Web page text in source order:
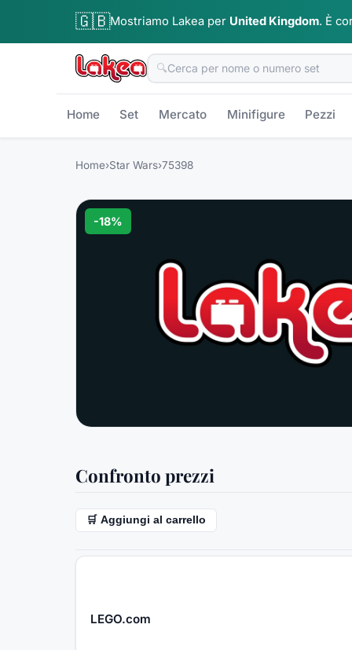
🇬🇧Mostriamo Lakea per United Kingdom. È
🔍
Home Set Mercato Minifigure Pezzi
Home›Star Wars›75398
-18%
Confronto prezzi
🛒 Aggiungi al carrello
LEGO.com